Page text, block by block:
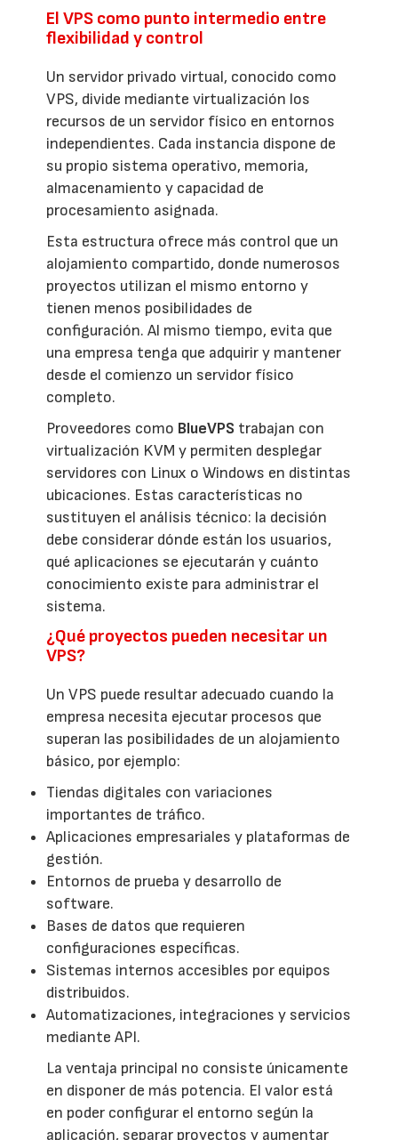
El VPS como punto intermedio entre
flexibilidad y control
Un servidor privado virtual, conocido como
VPS, divide mediante virtualización los
recursos de un servidor físico en entornos
independientes. Cada instancia dispone de
su propio sistema operativo, memoria,
almacenamiento y capacidad de
procesamiento asignada.
Esta estructura ofrece más control que un
alojamiento compartido, donde numerosos
proyectos utilizan el mismo entorno y
tienen menos posibilidades de
configuración. Al mismo tiempo, evita que
una empresa tenga que adquirir y mantener
desde el comienzo un servidor físico
completo.
Proveedores como BlueVPS trabajan con
virtualización KVM y permiten desplegar
servidores con Linux o Windows en distintas
ubicaciones. Estas características no
sustituyen el análisis técnico: la decisión
debe considerar dónde están los usuarios,
qué aplicaciones se ejecutarán y cuánto
conocimiento existe para administrar el
sistema.
¿Qué proyectos pueden necesitar un
VPS?
Un VPS puede resultar adecuado cuando la
empresa necesita ejecutar procesos que
superan las posibilidades de un alojamiento
básico, por ejemplo:
Tiendas digitales con variaciones
importantes de tráfico.
Aplicaciones empresariales y plataformas de
gestión.
Entornos de prueba y desarrollo de
software.
Bases de datos que requieren
configuraciones específicas.
Sistemas internos accesibles por equipos
distribuidos.
Automatizaciones, integraciones y servicios
mediante API.
La ventaja principal no consiste únicamente
en disponer de más potencia. El valor está
en poder configurar el entorno según la
aplicación, separar proyectos y aumentar